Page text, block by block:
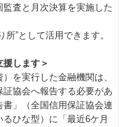
査と月次決算を実施した
”として活用できます。
します＞
を実行した金融機関は、
協会へ報告する必要があ
」（全国信用保証協会連
ひな型）に「最近6ケ月